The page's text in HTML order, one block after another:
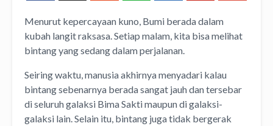
Menurut kepercayaan kuno, Bumi berada dalam
kubah langit raksasa. Setiap malam, kita bisa melihat
bintang yang sedang dalam perjalanan.
Seiring waktu, manusia akhirnya menyadari kalau
bintang sebenarnya berada sangat jauh dan tersebar
di seluruh galaksi Bima Sakti maupun di galaksi-
galaksi lain. Selain itu, bintang juga tidak bergerak